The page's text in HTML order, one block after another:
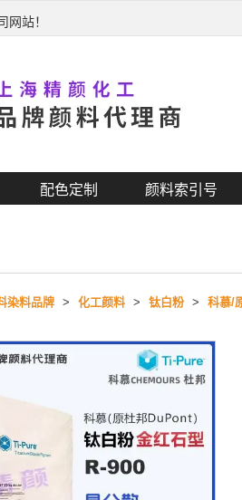
站！
配色定制 颜料索引号
染料品牌 > 化工颜料 > 钛白粉 > 科慕/